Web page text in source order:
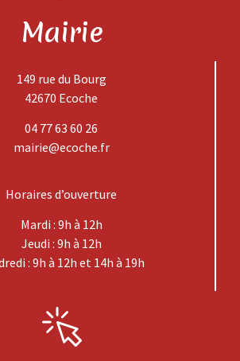
Mairie
149 rue du Bourg
42670 Ecoche
04 77 63 60 26
mairie@ecoche.fr
Horaires d’ouverture
Mardi : 9h à 12h
Jeudi : 9h à 12h
: 9h à 12h et 14h à 19h